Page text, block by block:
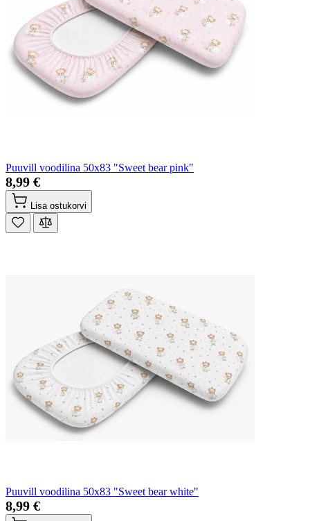
Puuvill voodilina 50x83 "Sweet bear pink"
8,99 €
Lisa ostukorvi
Puuvill voodilina 50x83 "Sweet bear white"
8,99 €